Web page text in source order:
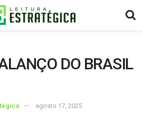
DO BRASIL
agosto 17, 2025